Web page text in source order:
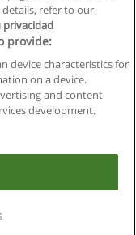
: B-95610580: -
refer to our
privacidad
provide:
device characteristics for
on a device.
and content
development.